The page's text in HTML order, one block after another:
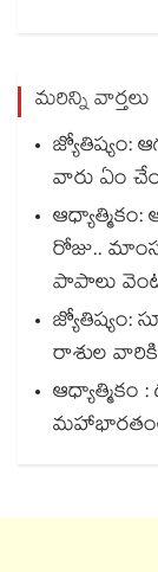
మరిన్ని వార్తలు
జ్యోతిష్యం:
వారు ఏం
ఆధ్యాత్మికం:
రోజు..
పాపాలు
జ్యోతిష్యం:
రాశుల
ఆధ్యాత్మికం :
మహాభారతంలో